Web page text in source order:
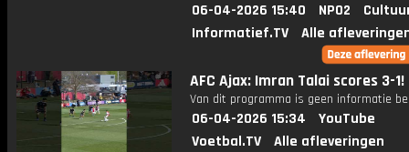
06-04-2026 15:40 NPO2
Informatief.TV
Alle
AFC Ajax: Imran Talai scores 3-
Van dit programma is geen informatie
06-04-2026 15:34
YouTube
Voetbal.TV
Alle afleveringen